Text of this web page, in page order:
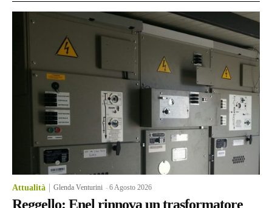
Attualità Glenda Venturini -6 Agosto 2026
Reggello: Enel rinnova un trasformatore